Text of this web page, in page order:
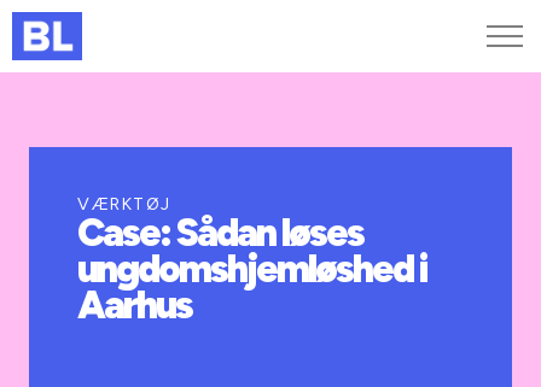
Kurser og arrangementer
Jobportalen
VÆRKTØJ
Case: Sådan løses
ungdomshjemløshed i
Aarhus